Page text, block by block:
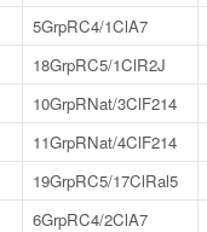
5GrpRC4/1ClA7
18GrpRC5/1ClR2J
10GrpRNat/3ClF214
11GrpRNat/4ClF214
19GrpRC5/17ClRal5
6GrpRC4/2ClA7